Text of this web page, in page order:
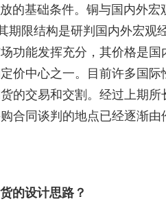
的基础条件。铜与国内外
期限结构是研判国内外宏
功能发挥充分，其价格是
价中心之一。目前许多国
的交易和交割。经过上期
合同谈判的地点已经逐渐由
的设计思路？